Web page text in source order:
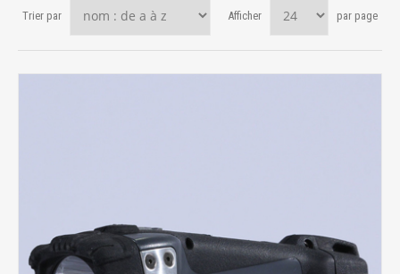
Trier par Afficher par page